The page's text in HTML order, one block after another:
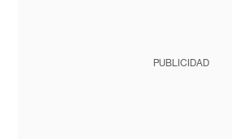
PUBLICIDAD